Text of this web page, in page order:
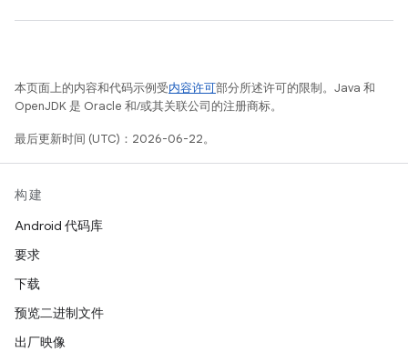
本页面上的内容和代码示例受内容许可部分所述许可的限制。Java 和
OpenJDK 是 Oracle 和/或其关联公司的注册商标。
最后更新时间 (UTC)：2026-06-22。
构建
Android 代码库
要求
下载
预览二进制文件
出厂映像